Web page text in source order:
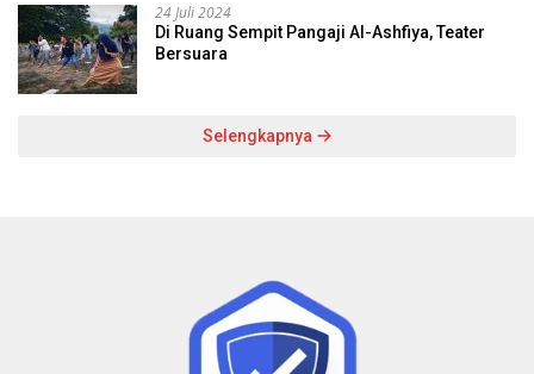
24 Juli 2024
Di Ruang Sempit Pangaji Al-Ashfiya, Teater
Bersuara
Selengkapnya